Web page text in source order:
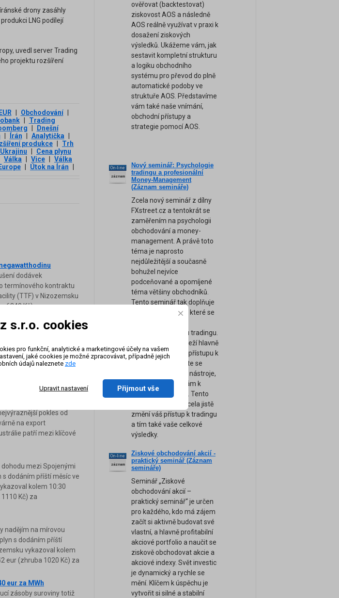
drony zasáhly
LNG podílejí
uvedl server Trading
projektu rozšíření
EUR Obchodování
Trading
Dnešní
Írán Analytička
produkce
Trh
Ukrajinu
Cena plynu
Válka Vice
Válka
Europe Útok na Írán
dodávek
termínového kontraktu
(TTF) v Nizozemsku
6340 Kč) za
ale klesla
8400 Kč) za
termínového kontraktu
(TTF) v Nizozemsku
závěru klesla o
klesá
o více než 20 procent
pokles od
na export
patří mezi klíčové
mezi Spojenými
dodáním příští měsíc ve
kolem 10:30
Kč) za
nadějím na mírovou
s dodáním příští
vykazoval kolem
eur (zhruba 1020 Kč) za
eur za MWh
zásoby suroviny totiž
ověřovat (backtestovat)
ziskovost AOS a následně
AOS reálně využívat v praxi k
dosažení ziskových
výsledků. Ukážeme vám, jak
sestavit kompletní strukturu
a logiku obchodního
systému pro převod do plně
automatické podoby ve
struktuře AOS. Představíme
vám také naše vnímání,
obchodní přístupy a
strategie pomocí AOS.
On-line
záznam
Nový seminář: Psychologie
tradingu a profesionální
Money-Management
(Záznam semináře)
Zcela nový seminář z dílny
FXstreet.cz a tentokrát se
zaměřením na psychologii
obchodování a money-
management. A právě toto
téma je naprosto
nejdůležitější a současně
bohužel nejvíce
podceňované a opomíjené
téma většiny obchodníků.
Tento seminář tak doplňuje
naše ostatní kurzy, které se
technickou stránku tradingu.
Úspěch tradera záleží hlavně
na jeho psychice a přístupu k
obchodování. Přijďte se
naučit ty nejsilnější nástroje,
tipy a rady, které vám k
úspěchu pomohou. Tento
unikátní seminář zcela jistě
změní váš přístup k tradingu
a tím také vaše celkové
výsledky.
On-line
záznam
Ziskové obchodování akcií -
praktický seminář (Záznam
semináře)
Seminář „Ziskové
obchodování akcií –
praktický seminář“ je určen
pro každého, kdo má zájem
začít si aktivně budovat své
vlastní, a hlavně profitabilní
akciové portfolio a naučit se
ziskově obchodovat akcie a
akciové indexy. Svět investic
je dynamický a rychle se
mění. Klíčem k úspěchu je
vytvořit si silné a stabilní
s.r.o. cookies
pro funkční, analytické a marketingové účely na vašem
jaké cookies je možné zpracovávat, případně jejich
údajů naleznete zde
Upravit nastavení Přijmout vše